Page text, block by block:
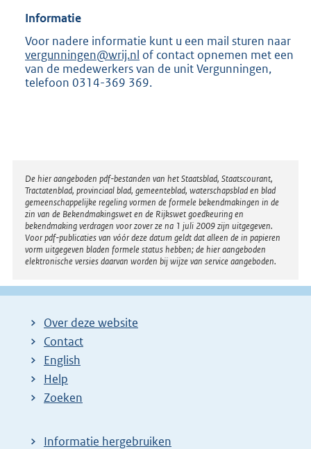
Informatie
Voor nadere informatie kunt u een mail sturen naar
vergunningen@wrij.nl of contact opnemen met een
van de medewerkers van de unit Vergunningen,
telefoon 0314-369 369.
Disclaimer
De hier aangeboden pdf-bestanden van het Staatsblad, Staatscourant,
Tractatenblad, provinciaal blad, gemeenteblad, waterschapsblad en blad
gemeenschappelijke regeling vormen de formele bekendmakingen in de
zin van de Bekendmakingswet en de Rijkswet goedkeuring en
bekendmaking verdragen voor zover ze na 1 juli 2009 zijn uitgegeven.
Voor pdf-publicaties van vóór deze datum geldt dat alleen de in papieren
vorm uitgegeven bladen formele status hebben; de hier aangeboden
elektronische versies daarvan worden bij wijze van service aangeboden.
Over deze website
Contact
English
Help
Zoeken
Informatie hergebruiken